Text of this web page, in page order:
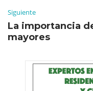
Siguiente
La importancia
mayores